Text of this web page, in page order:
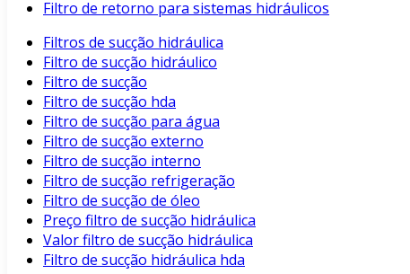
Filtro de retorno para sistemas hidráulicos
Filtros de sucção hidráulica
Filtro de sucção hidráulico
Filtro de sucção
Filtro de sucção hda
Filtro de sucção para água
Filtro de sucção externo
Filtro de sucção interno
Filtro de sucção refrigeração
Filtro de sucção de óleo
Preço filtro de sucção hidráulica
Valor filtro de sucção hidráulica
Filtro de sucção hidráulica hda